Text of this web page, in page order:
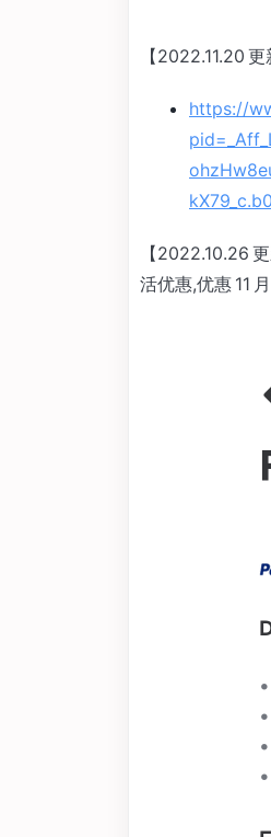
【2022.11.20
https://
【2022.10.26
活优惠,优惠 11